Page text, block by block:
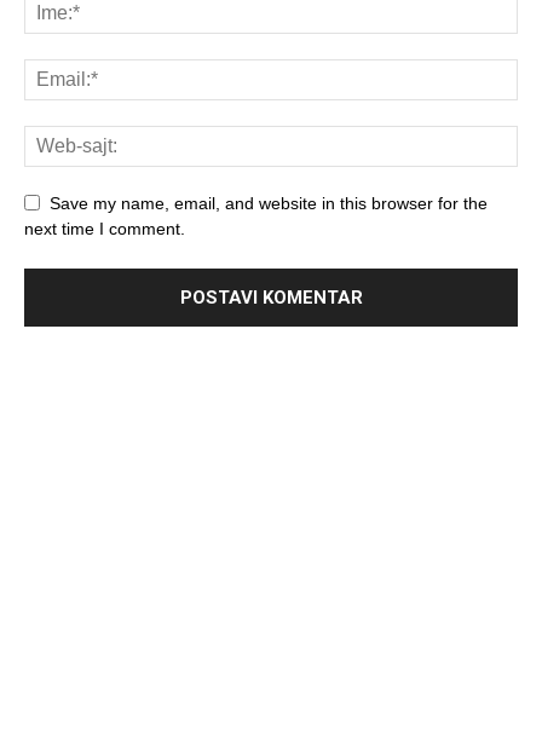
Save my name, email, and website in this browser for the
next time I comment.